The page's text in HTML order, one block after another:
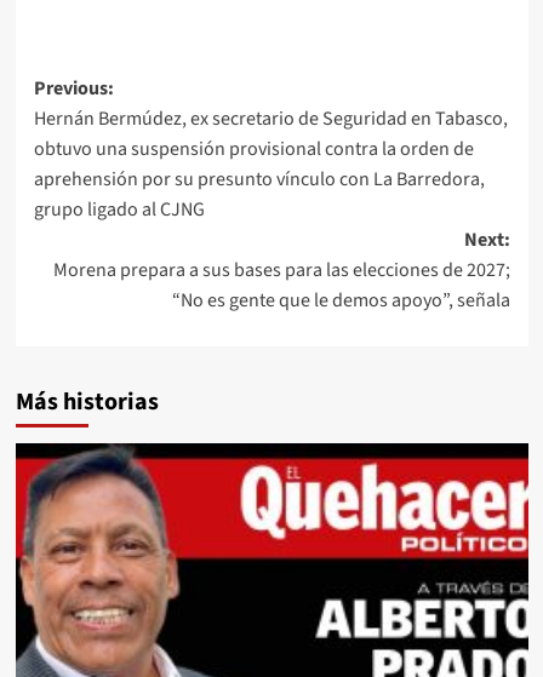
Post
navigation
Previous:
Hernán Bermúdez, ex secretario de Seguridad en Tabasco,
obtuvo una suspensión provisional contra la orden de
aprehensión por su presunto vínculo con La Barredora,
grupo ligado al CJNG
Next:
Morena prepara a sus bases para las elecciones de 2027;
“No es gente que le demos apoyo”, señala
Más historias